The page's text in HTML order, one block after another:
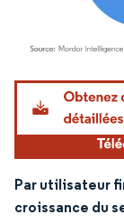
Image © Mordor
Par utilisateur
croissance du